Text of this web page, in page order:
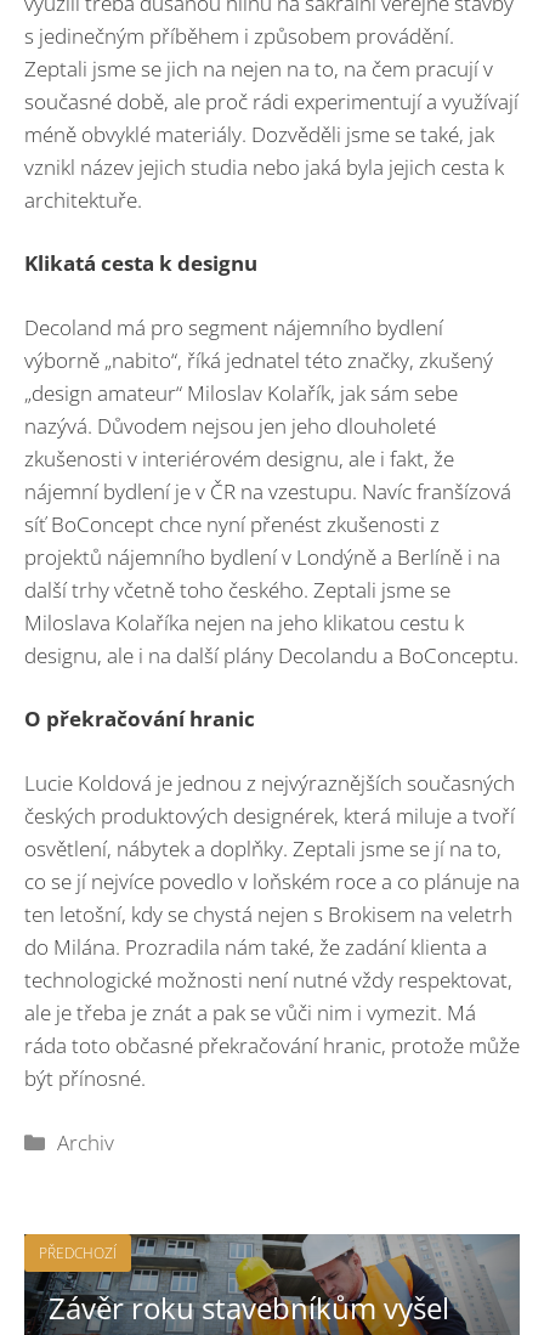
s jedinečným příběhem i způsobem provádění.
Zeptali jsme se jich na nejen na to, na čem pracují v
současné době, ale proč rádi experimentují a využívají
méně obvyklé materiály. Dozvěděli jsme se také, jak
vznikl název jejich studia nebo jaká byla jejich cesta k
architektuře.
Klikatá cesta k designu
Decoland má pro segment nájemního bydlení
výborně „nabito“, říká jednatel této značky, zkušený
„design amateur“ Miloslav Kolařík, jak sám sebe
nazývá. Důvodem nejsou jen jeho dlouholeté
zkušenosti v interiérovém designu, ale i fakt, že
nájemní bydlení je v ČR na vzestupu. Navíc franšízová
síť BoConcept chce nyní přenést zkušenosti z
projektů nájemního bydlení v Londýně a Berlíně i na
další trhy včetně toho českého. Zeptali jsme se
Miloslava Kolaříka nejen na jeho klikatou cestu k
designu, ale i na další plány Decolandu a BoConceptu.
O překračování hranic
Lucie Koldová je jednou z nejvýraznějších současných
českých produktových designérek, která miluje a tvoří
osvětlení, nábytek a doplňky. Zeptali jsme se jí na to,
co se jí nejvíce povedlo v loňském roce a co plánuje na
ten letošní, kdy se chystá nejen s Brokisem na veletrh
do Milána. Prozradila nám také, že zadání klienta a
technologické možnosti není nutné vždy respektovat,
ale je třeba je znát a pak se vůči nim i vymezit. Má
ráda toto občasné překračování hranic, protože může
být přínosné.
Rubriky
Archiv
PŘEDCHOZÍ
Závěr roku stavebníkům vyšel